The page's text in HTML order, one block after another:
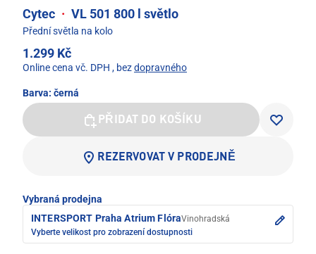
Cytec · VL 501 800 l světlo
Přední světla na kolo
1.299 Kč
Online cena vč. DPH , bezdopravného
Barva: černá
PŘIDAT DO KOŠÍKU
REZERVOVAT V PRODEJNĚ
Vybraná prodejna
INTERSPORT Praha Atrium FlóraVinohradská
Vyberte velikost pro zobrazení dostupnosti